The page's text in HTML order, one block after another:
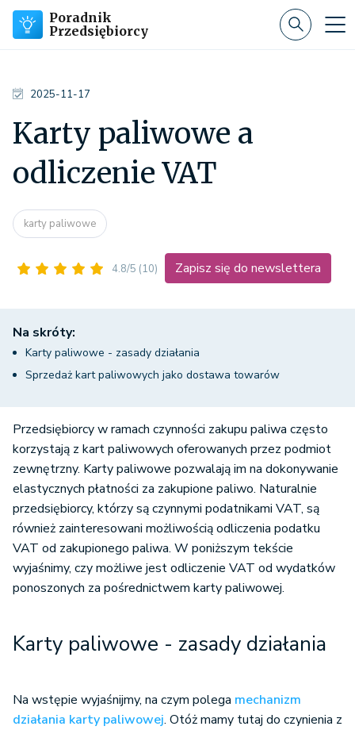
Poradnik
Przedsiębiorcy
2025-11-17
Karty paliwowe a
odliczenie VAT
karty paliwowe
4.8/5 (10) Zapisz się do newslettera
Na skróty:
Karty paliwowe - zasady działania
Sprzedaż kart paliwowych jako dostawa towarów
Przedsiębiorcy w ramach czynności zakupu paliwa często
korzystają z kart paliwowych oferowanych przez podmiot
zewnętrzny. Karty paliwowe pozwalają im na dokonywanie
elastycznych płatności za zakupione paliwo. Naturalnie
przedsiębiorcy, którzy są czynnymi podatnikami VAT, są
również zainteresowani możliwością odliczenia podatku
VAT od zakupionego paliwa. W poniższym tekście
wyjaśnimy, czy możliwe jest odliczenie VAT od wydatków
ponoszonych za pośrednictwem karty paliwowej.
Karty paliwowe - zasady działania
Na wstępie wyjaśnijmy, na czym polega mechanizm
działania karty paliwowej. Otóż mamy tutaj do czynienia z